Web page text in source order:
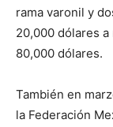
rama varonil y
20,000 dólares
80,000 dólares.
También en
la Federación